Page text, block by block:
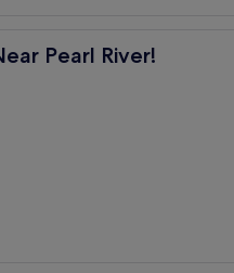
Pearl River!
River!